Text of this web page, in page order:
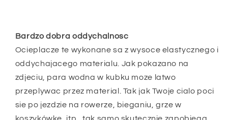
Bardzo dobra oddychalnosc
Ocieplacze te wykonane sa z wysoce elastycznego i
oddychajacego materialu. Jak pokazano na
zdjeciu, para wodna w kubku moze latwo
przeplywac przez material. Tak jak Twoje cialo poci
sie po jezdzie na rowerze, bieganiu, grze w